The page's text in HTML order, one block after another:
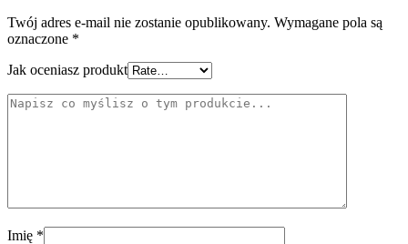
Twój adres e-mail nie zostanie opublikowany. Wymagane pola są
oznaczone *
Jak oceniasz produkt
Imię *